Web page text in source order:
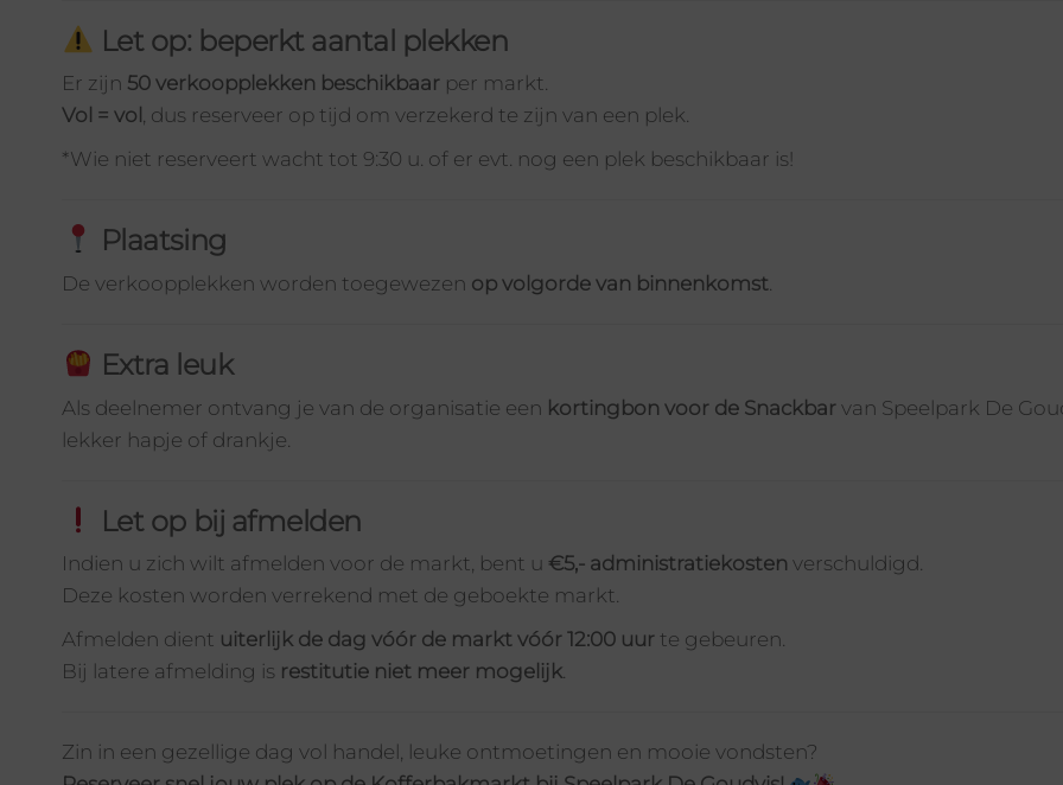
Let op: beperkt aantal plekken
Er zijn 50 verkoopplekken beschikbaar per markt.
Vol = vol , dus reserveer op tijd om verzekerd te zijn van een plek.
*Wie niet reserveert wacht tot 9:30 u. of er evt. nog een plek beschikbaar is!
Plaatsing
De verkoopplekken worden toegewezen op volgorde van binnenkomst
Extra leuk
Als deelnemer ontvang je van de organisatie een kortingbon voor de Snackbar van Speelpark De
lekker hapje of drankje.
Let op bij afmelden
Indien u zich wilt afmelden voor de markt, bent u €5,- administratiekosten verschuldigd.
Deze kosten worden verrekend met de geboekte markt.
Afmelden dient uiterlijk de dag vóór de markt vóór 12:00 uur te gebeuren.
Bij latere afmelding is restitutie niet meer mogelijk.
Zin in een gezellige dag vol handel, leuke ontmoetingen en mooie vondsten?